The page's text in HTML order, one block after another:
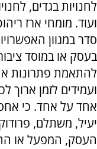
לחנויות בגדים,
ועוד. מומחי ארז
סדר במגוון
בעסק או במוסד
להתאמת פתרונות
ועמידים לזמן
אחד על אחד. כי
יעיל, משתלם,
העסק, המפעל או